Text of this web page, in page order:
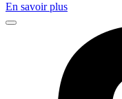
En savoir plus